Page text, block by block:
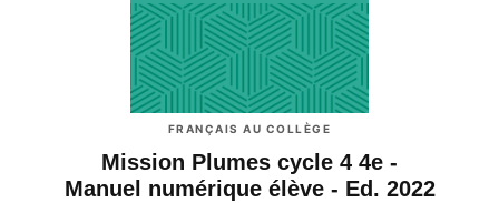
FRANÇAIS AU COLLÈGE
Mission Plumes cycle 4 4e -
Manuel numérique élève - Ed. 2022